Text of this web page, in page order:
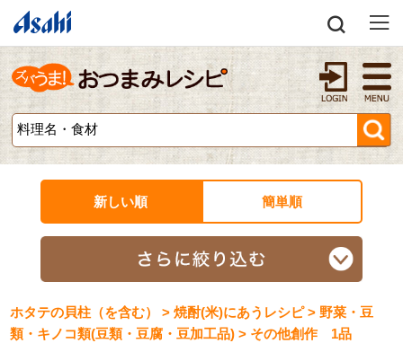
新しい順 簡単順
ホタテの貝柱（を含む） > 焼酎(米)にあうレシピ > 野菜・豆
類・キノコ類(豆類・豆腐・豆加工品) > その他創作 1品